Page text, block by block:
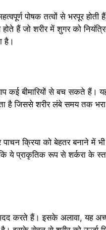
पोषक तत्वों से भरपूर होती
हैं जो शरीर में शुगर को
है।
कई बीमारियों से बच सकते हैं।
है जिससे शरीर लंबे समय तक भरा
क्रिया को बेहतर बनाने में भी
ये प्राकृतिक रूप से शर्करा के
करते हैं। इसके अलावा, यह